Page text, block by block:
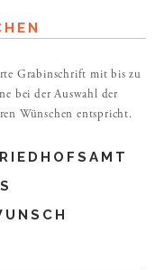
Grabinschrift mit bis zu
bei der Auswahl der
Wünschen entspricht.